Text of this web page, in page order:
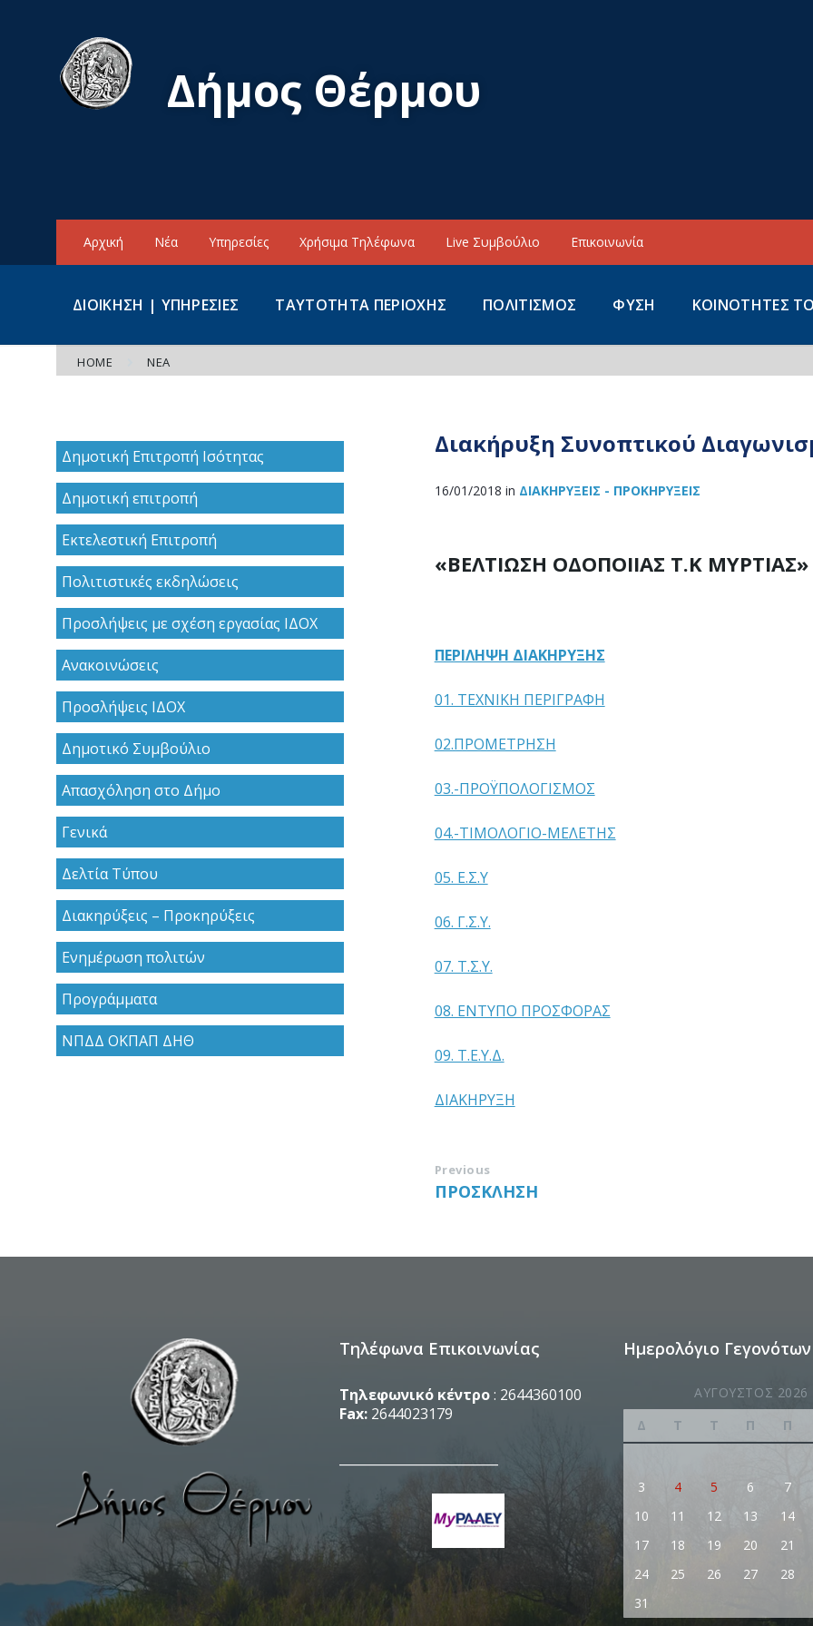
navigation
Δήμος Θέρμου
Αρχική Νέα Υπηρεσίες Χρήσιμα Τηλέφωνα Live Συμβούλιο Επικοινωνία
ΔΙΟΙΚΗΣΗ | ΥΠΗΡΕΣΙΕΣ ΤΑΥΤΟΤΗΤΑ ΠΕΡΙΟΧΗΣ ΠΟΛΙΤΙΣΜΟΣ ΦΥΣΗ ΚΟΙΝΟΤΗΤΕΣ
HOME ΝΈΑ
Διακήρυξη Συνοπτικού
16/01/2018 in ΔΙΑΚΗΡΎΞΕΙΣ - ΠΡΟΚΗΡΎΞΕΙΣ
«ΒΕΛΤΙΩΣΗ ΟΔΟΠΟΙΙΑΣ Τ.Κ ΜΥΡΤΙΑΣ»
ΠΕΡΙΛΗΨΗ ΔΙΑΚΗΡΥΞΗΣ
01. ΤΕΧΝΙΚΗ ΠΕΡΙΓΡΑΦΗ
02.ΠΡΟΜΕΤΡΗΣΗ
03.-ΠΡΟΫΠΟΛΟΓΙΣΜΟΣ
04.-ΤΙΜΟΛΟΓΙΟ-ΜΕΛΕΤΗΣ
05. Ε.Σ.Υ
06. Γ.Σ.Υ.
07. Τ.Σ.Υ.
08. ΕΝΤΥΠΟ ΠΡΟΣΦΟΡΑΣ
09. Τ.Ε.Υ.Δ.
ΔΙΑΚΗΡΥΞΗ
Previous
ΠΡΟΣΚΛΗΣΗ
Δημοτική Επιτροπή Ισότητας
Δημοτική επιτροπή
Εκτελεστική Επιτροπή
Πολιτιστικές εκδηλώσεις
Προσλήψεις με σχέση εργασίας ΙΔΟΧ
Ανακoινώσεις
Προσλήψεις ΙΔΟΧ
Δημοτικό Συμβούλιο
Απασχόληση στο Δήμο
Γενικά
Δελτία Τύπου
Διακηρύξεις – Προκηρύξεις
Ενημέρωση πολιτών
Προγράμματα
ΝΠΔΔ ΟΚΠΑΠ ΔΗΘ
Τηλέφωνα Επικοινωνίας
Τηλεφωνικό κέντρο: 2644360100
Fax: 2644023179
Ημερολόγιο Γεγονότων
ΑΎΓΟΥΣΤΟΣ 2026
Δ
Τ Τ Π Π
3 4 5 6
7
10
11 12 13
14
17
18 19 20
21
24
25 26 27
28
31